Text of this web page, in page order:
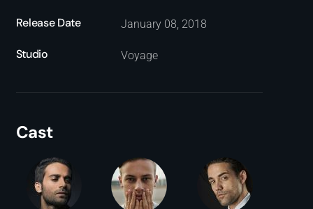
Release Date January 08, 2018
Studio Voyage
Cast